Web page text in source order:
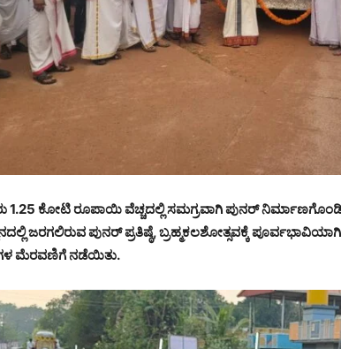
1.25 ಕೋಟಿ ರೂಪಾಯಿ ವೆಚ್ಚದಲ್ಲಿ ಸಮಗ್ರವಾಗಿ ಪುನರ್
ಜರಗಲಿರುವ ಪುನರ್ ಪ್ರತಿಷ್ಠೆ, ಬ್ರಹ್ಮಕಲಶೋತ್ಸವಕ್ಕೆ
ಮೆರವಣಿಗೆ ನಡೆಯಿತು.